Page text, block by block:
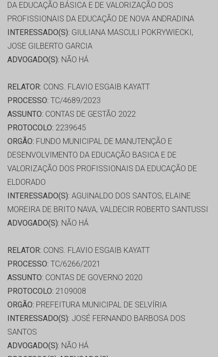
DA EDUCAÇÃO BÁSICA E DE VALORIZAÇÃO DOS
PROFISSIONAIS DA EDUCAÇÃO DE NOVA ANDRADINA
INTERESSADO(S): GIULIANA MASCULI POKRYWIECKI,
JOSE GILBERTO GARCIA
ADVOGADO(S): NÃO HÁ
RELATOR: CONS. FLAVIO ESGAIB KAYATT
PROCESSO: TC/4689/2023
ASSUNTO: CONTAS DE GESTÃO 2022
PROTOCOLO: 2239645
ORGÃO: FUNDO MUNICIPAL DE MANUTENÇÃO E
DESENVOLVIMENTO DA EDUCAÇÃO BASICA E DE
VALORIZAÇÃO DOS PROFISSIONAIS DA EDUCAÇÃO DE
ELDORADO
INTERESSADO(S): AGUINALDO DOS SANTOS, ELAINE
MOREIRA DE BRITO NAVA, VALDECIR ROBERTO SANTUSSI
ADVOGADO(S): NÃO HÁ
RELATOR: CONS. FLAVIO ESGAIB KAYATT
PROCESSO: TC/6266/2021
ASSUNTO: CONTAS DE GOVERNO 2020
PROTOCOLO: 2109008
ORGÃO: PREFEITURA MUNICIPAL DE SELVÍRIA
INTERESSADO(S): JOSÉ FERNANDO BARBOSA DOS
SANTOS
ADVOGADO(S): NÃO HÁ